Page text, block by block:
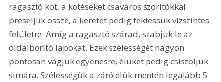
ragasztó köt, a kötéseket csavaros szorítókkal
préseljük össze, a keretet pedig fektessük vízszintes
felületre. Amíg a ragasztó szárad, szabjuk le az
oldalborító lapokat. Ezek szélességét nagyon
pontosan vágjuk egyenesre, élüket pedig csiszoljuk
simára. Szélességük a záró élük mentén legalább 5